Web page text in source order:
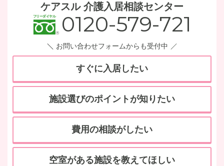
ケアスル 介護入居相談センター
0120-579-721
お問い合わせフォームからも受付中
すぐに入居したい
施設選びのポイントが知りたい
費用の相談がしたい
空室がある施設を教えてほしい